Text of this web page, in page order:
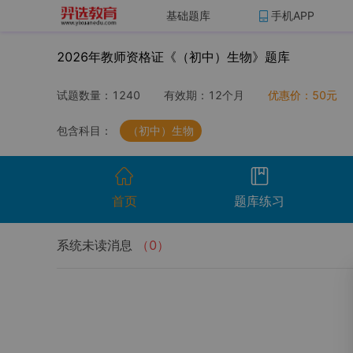
基础题库 手机APP
2026年教师资格证《（初中）生物》题库
试题数量： 1240 有效期： 12个月 优惠价： 50元
包含科目： （初中）生物
首页 题库练习
系统未读消息 （0）